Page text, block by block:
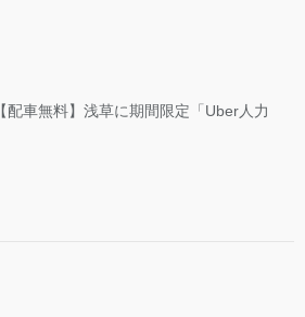
【配車無料】浅草に期間限定「Uber人力